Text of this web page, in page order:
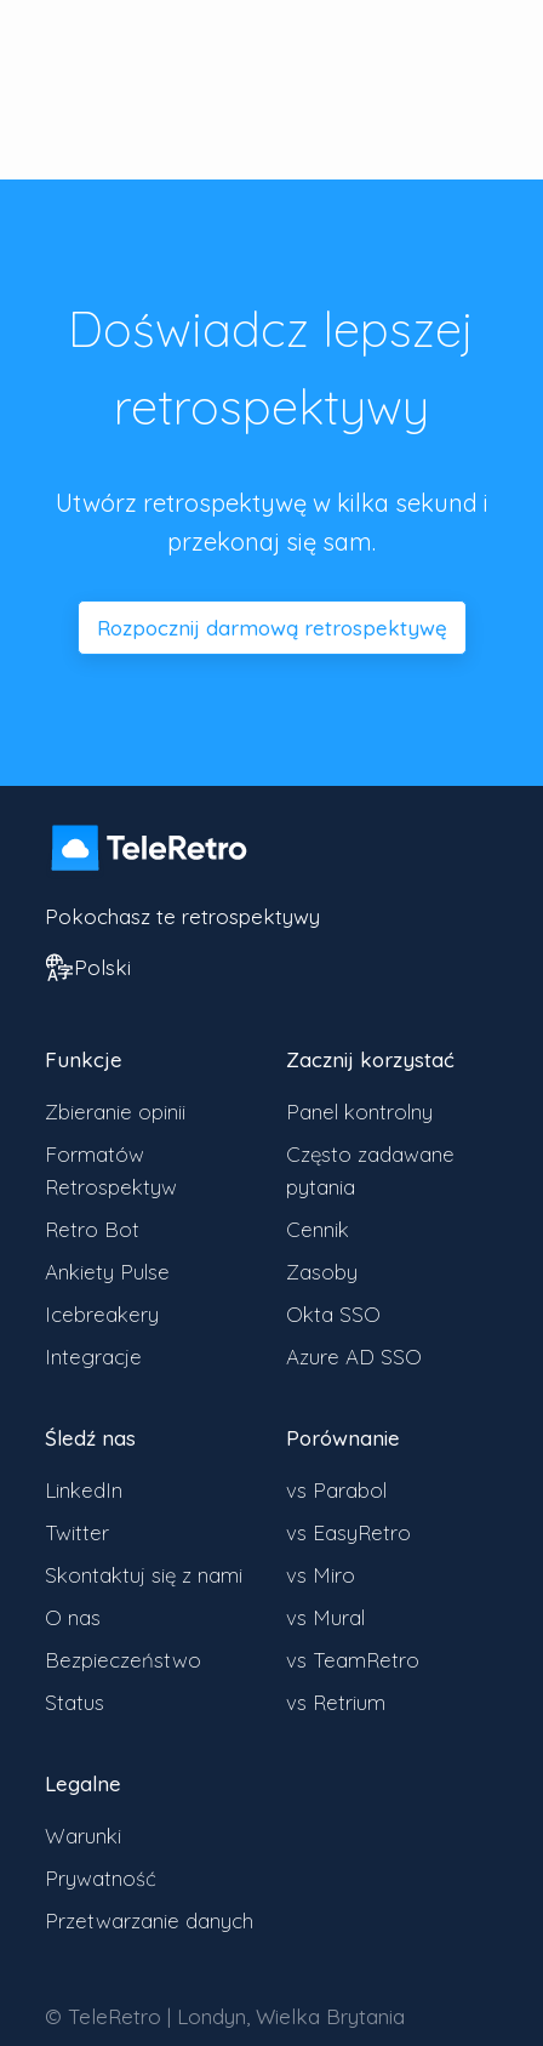
Doświadcz lepszej
retrospektywy
Utwórz retrospektywę w kilka sekund i
przekonaj się sam.
Rozpocznij darmową retrospektywę
Pokochasz te retrospektywy
Polski
© TeleRetro | Londyn, Wielka Brytania
Funkcje
Zbieranie opinii
Formatów
Retrospektyw
Retro Bot
Ankiety Pulse
Icebreakery
Integracje
Zacznij korzystać
Panel kontrolny
Często zadawane
pytania
Cennik
Zasoby
Okta SSO
Azure AD SSO
Śledź nas
LinkedIn
Twitter
Skontaktuj się z nami
O nas
Bezpieczeństwo
Status
Porównanie
vs Parabol
vs EasyRetro
vs Miro
vs Mural
vs TeamRetro
vs Retrium
Legalne
Warunki
Prywatność
Przetwarzanie danych